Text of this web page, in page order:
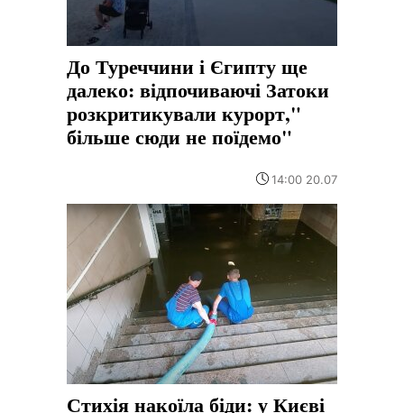
До Туреччини і Єгипту ще
далеко: відпочиваючі Затоки
розкритикували курорт,"
більше сюди не поїдемо"
14:00 20.07
Стихія накоїла біди: у Києві